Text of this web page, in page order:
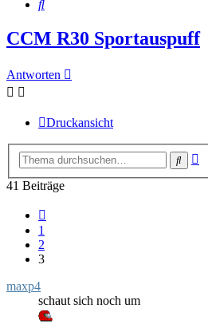
Suche
CCM R30 Sportauspuff
Antworten
Druckansicht
Suche
41 Beiträge
1
2
3
maxp4
schaut sich noch um